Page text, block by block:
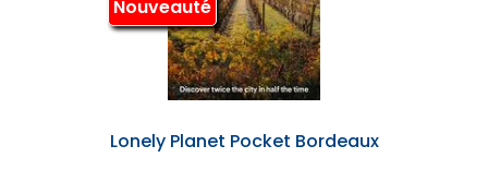
Nouveauté
Lonely Planet Pocket Bordeaux